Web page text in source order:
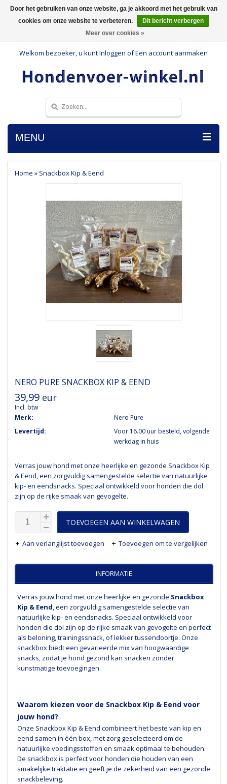
Welkom bezoeker, u kuntInloggen ofEen account aanmaken
MENU
Home » Snackbox Kip & Eend
NERO PURESNACKBOX KIP & EEND
39,99 eur
Incl. btw
Merk:
Nero Pure
Levertijd:
Voor 16.00 uur besteld, volgende
werkdag in huis
Verras jouw hond met onze heerlijke en gezonde Snackbox Kip
& Eend, een zorgvuldig samengestelde selectie van natuurlijke
kip- en eendsnacks. Speciaal ontwikkeld voor honden die dol
zijn op de rijke smaak van gevogelte.
TOEVOEGEN AAN WINKELWAGEN
Aan verlanglijst toevoegen Toevoegen om te vergelijken
INFORMATIE
Verras jouw hond met onze heerlijke en gezonde Snackbox
Kip & Eend , een zorgvuldig samengestelde selectie van
natuurlijke kip- en eendsnacks. Speciaal ontwikkeld voor
honden die dol zijn op de rijke smaak van gevogelte en perfect
als beloning, trainingssnack, of lekker tussendoortje. Onze
snackbox biedt een gevarieerde mix van hoogwaardige
snacks, zodat je hond gezond kan snacken zonder
kunstmatige toevoegingen.
Waarom kiezen voor de Snackbox Kip & Eend voor
jouw hond?
Onze Snackbox Kip & Eend combineert het beste van kip en
eend samen in één box, met zorg geselecteerd om de
natuurlijke voedingsstoffen en smaak optimaal te behouden.
De snackbox is perfect voor honden die houden van een
smakelijke traktatie en geeft je de zekerheid van een gezonde
snackbeleving.
Door het gebruiken van onze website, ga je akkoord met het gebruik van
cookies om onze website te verbeteren.
Dit bericht verbergen
Meer over cookies »